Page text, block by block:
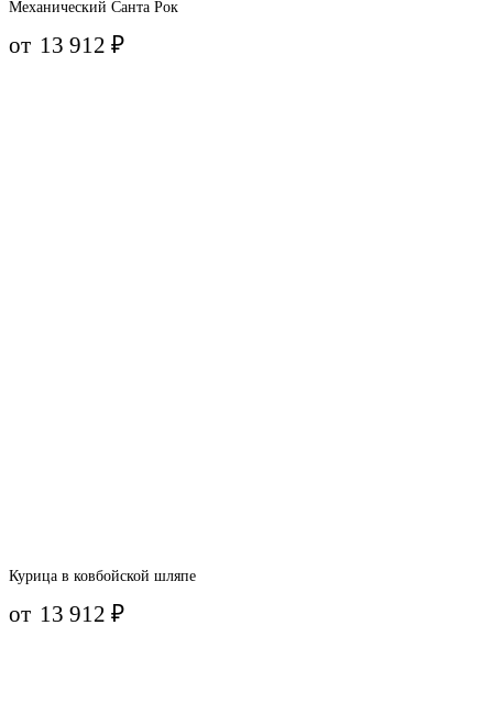
Механический Санта Рок
от 13 912₽
Курица в ковбойской шляпе
от 13 912₽